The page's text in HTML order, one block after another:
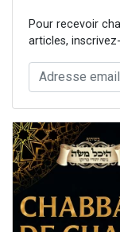
Pour recevoir
articles,